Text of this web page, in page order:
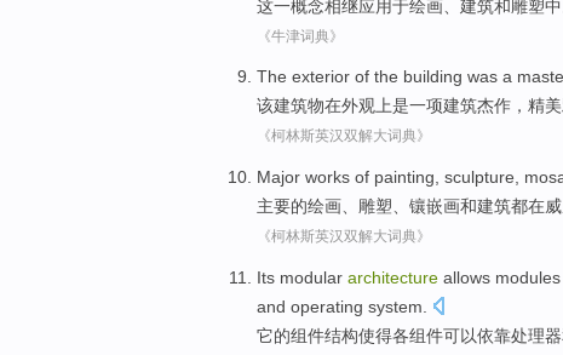
这一概念相继应用于绘画 建筑和 雕塑中
《牛津词典》
The exterior of the building was a
该建筑物在外观上是一项建筑杰作 ， 精美
《柯林斯英汉双解大词典》
Major works of painting sculpture
主要的绘画 雕塑 镶嵌画和建筑都在
《柯林斯英汉双解大词典》
Its modular architecture allows
and operating system
它的组件结构使得各组件可以依靠处理器